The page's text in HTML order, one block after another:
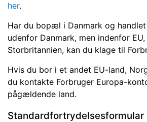
her.
Har du bopæl i Danmark og
udenfor Danmark, men indenfor
Storbritannien, kan du klage til
Hvis du bor i et andet EU-land,
du kontakte Forbruger Europa-
pågældende land.
Standardfortrydelsesformular